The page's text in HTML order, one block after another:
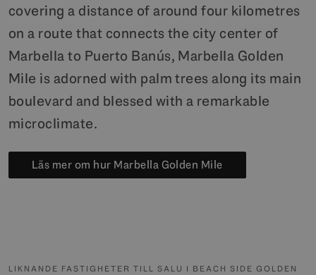
covering a distance of around four kilometres
on a route that connects the city center of
Marbella to Puerto Banús, Marbella Golden
Mile is adorned with palm trees along its main
boulevard and blessed with a remarkable
microclimate.
Läs mer om hur Marbella Golden Mile
LIKNANDE FASTIGHETER TILL SALU I BEACH SIDE GOLDEN